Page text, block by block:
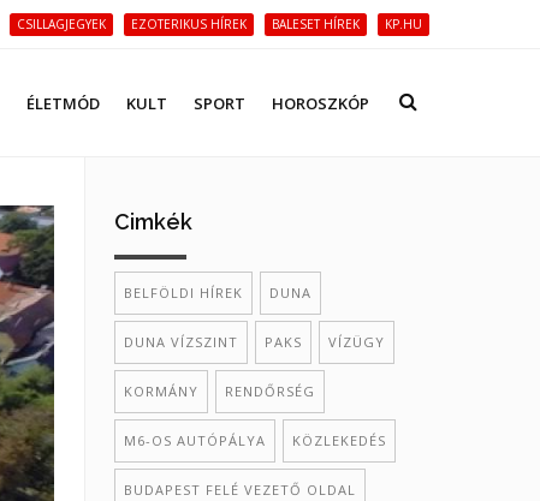
CSILLAGJEGYEK EZOTERIKUS HÍREK BALESET HÍREK KP.HU
ÉLETMÓD KULT SPORT HOROSZKÓP
Cimkék
BELFÖLDI HÍREK DUNA
DUNA VÍZSZINT PAKS VÍZÜGY
KORMÁNY RENDŐRSÉG
M6-OS AUTÓPÁLYA KÖZLEKEDÉS
BUDAPEST FELÉ VEZETŐ OLDAL